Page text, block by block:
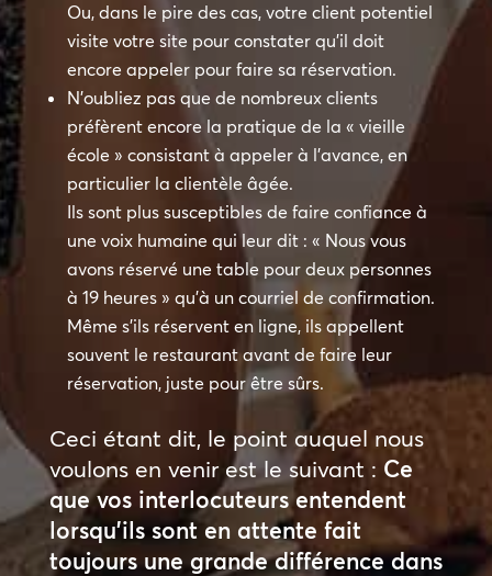
Ou, dans le pire des cas, votre client potentiel
visite votre site pour constater qu’il doit
encore appeler pour faire sa réservation.
N’oubliez pas que de nombreux clients
préfèrent encore la pratique de la « vieille
école » consistant à appeler à l’avance, en
particulier la clientèle âgée.
Ils sont plus susceptibles de faire confiance à
une voix humaine qui leur dit : « Nous vous
avons réservé une table pour deux personnes
à 19 heures » qu’à un courriel de confirmation.
Même s’ils réservent en ligne, ils appellent
souvent le restaurant avant de faire leur
réservation, juste pour être sûrs.
Ceci étant dit, le point auquel nous
voulons en venir est le suivant : Ce
que vos interlocuteurs entendent
lorsqu’ils sont en attente fait
toujours une grande différence dans